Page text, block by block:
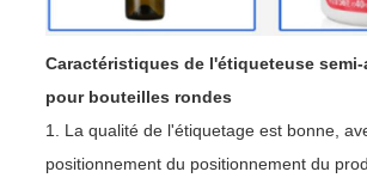
Caractéristiques de l'étiqueteuse
pour bouteilles rondes
1. La qualité de l'étiquetage est bonne,
positionnement du positionnement du